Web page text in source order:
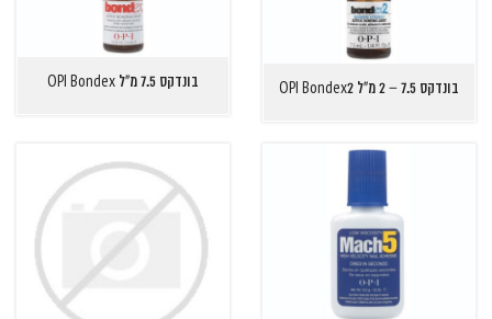
בונדקס 7.5 – 2 מ"ל OPI Bondex2 בונדקס 7.5 מ"ל OPI Bondex